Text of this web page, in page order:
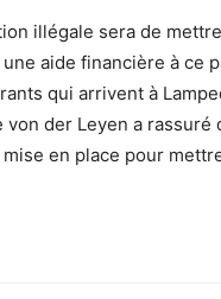
illégale sera de
aide financière à ce
qui arrivent à
der Leyen a rassuré
en place pour